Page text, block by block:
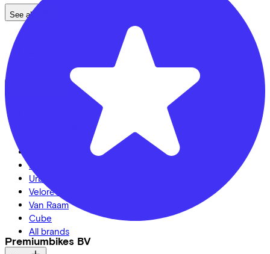
Premiumbikes BV
See also
Lease a bike? Calculate your costs
Kalkhoff
Urban Arrow
Veloretti
Van Raam
Cube
All brands